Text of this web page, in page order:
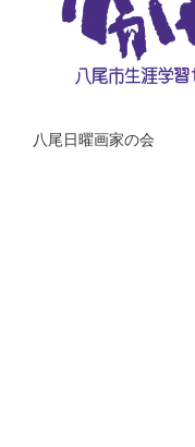
八尾日曜画家の会